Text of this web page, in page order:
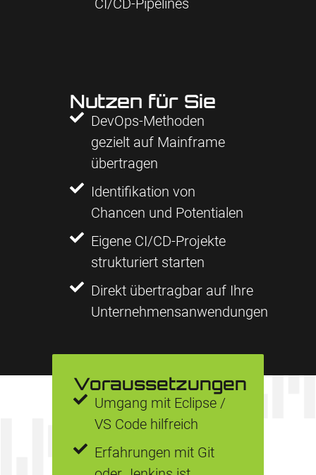
CI/CD-Pipelines
Nutzen für Sie
DevOps-Methoden
gezielt auf Mainframe
übertragen
Identifikation von
Chancen und Potentialen
Eigene CI/CD-Projekte
strukturiert starten
Direkt übertragbar auf Ihre
Unternehmensanwendungen
Voraussetzungen
Umgang mit Eclipse /
VS Code hilfreich
Erfahrungen mit Git